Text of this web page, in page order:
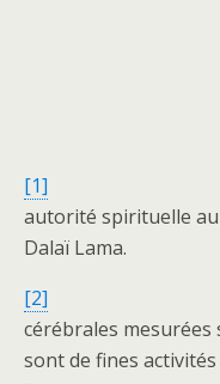
[1] Le
autorité spirituelle
Dalaï Lama.
[2]
cérébrales mesurées
sont de fines